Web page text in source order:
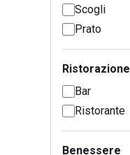
Scogli
Prato
Ristorazione
Bar
Ristorante
Benessere